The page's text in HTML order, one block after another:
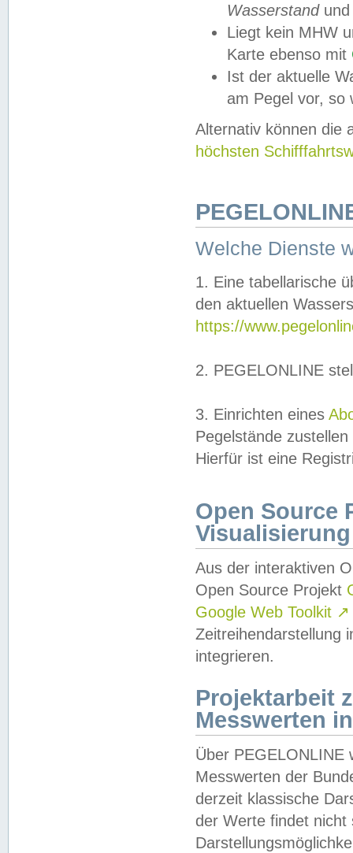
Wasserstandund
Liegt kein MHW
Karte ebenso mit
Ist der aktuelle
am Pegel vor,
Alternativ können die
höchsten
Welche Dienste
1. Eine tabellarische
den aktuellen
https://
2. PEGELONLINE
3. Einrichten eines
Pegelstände
Hierfür ist eine
Open Source
Visualisierung
Aus der interaktiven
Open Source Projekt
Google Web Toolkit ↗
Zeitreihendarstellung
integrieren.
Projektarbeit
Messwerten
Über PEGELONLINE
Messwerten der
derzeit klassische
der Werte findet